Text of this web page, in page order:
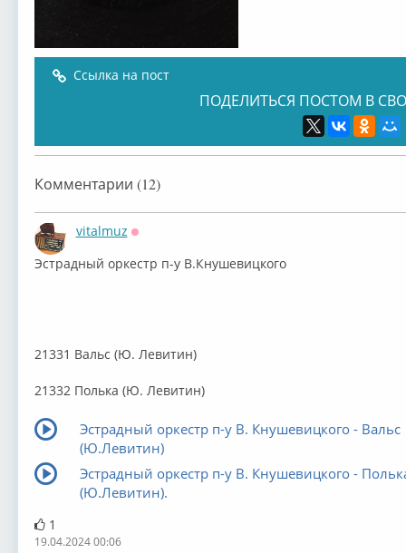
Ссылка на пост
ПОДЕЛИТЬСЯ ПОСТОМ В
Комментарии (12)
vitalmuz
⁣⁣Эстрадный оркестр п-у В.Кнушевицкого
21331 Вальс (Ю. Левитин)
21332 Полька (Ю. Левитин)
Эстрадный оркестр п-у В. Кнушевицкого - Вальс
(Ю.Левитин)
Эстрадный оркестр п-у В. Кнушевицкого -
(Ю.Левитин).
1
19.04.2024 00:06